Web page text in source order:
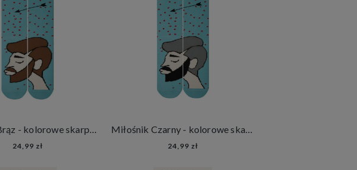
Miłośnik Brąz - kolorowe skarpetki na Walentynki
24,99 zł
Miłośnik Czarny - kolorowe skarpetki na Walentynki
24,99 zł